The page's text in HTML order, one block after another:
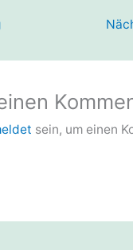
sein, um einen